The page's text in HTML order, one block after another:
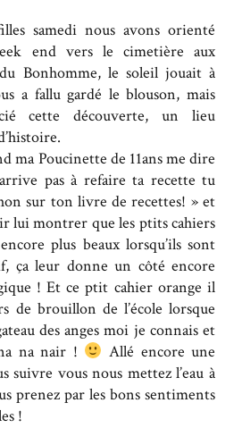
samedi nous avons orienté
end vers le cimetière aux
Bonhomme, le soleil jouait à
a fallu gardé le blouson, mais
cette découverte, un lieu
ma Poucinette de 11ans me dire
pas à refaire ta recette tu
sur ton livre de recettes! » et
lui montrer que les ptits cahiers
plus beaux lorsqu’ils sont
ça leur donne un côté encore
! Et ce ptit cahier orange il
de brouillon de l’école lorsque
des anges moi je connais et
na nair !
Allé encore une
suivre vous nous mettez l’eau à
prenez par les bons sentiments
!